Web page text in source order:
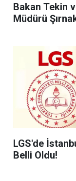
Bakan Tekin
Müdürü
LGS'de
Belli Oldu!